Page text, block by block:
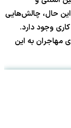
این حال، چالش‌هایی
مهاجران به این